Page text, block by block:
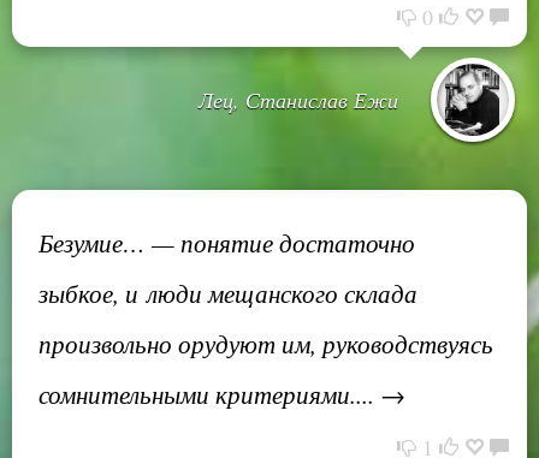
0
Лец, Станислав Ежи
Безумие… — понятие достаточно
зыбкое, и люди мещанского склада
произвольно орудуют им, руководствуясь
сомнительными критериями.... →
1